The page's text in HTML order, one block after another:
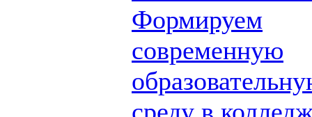
Формируем
современную